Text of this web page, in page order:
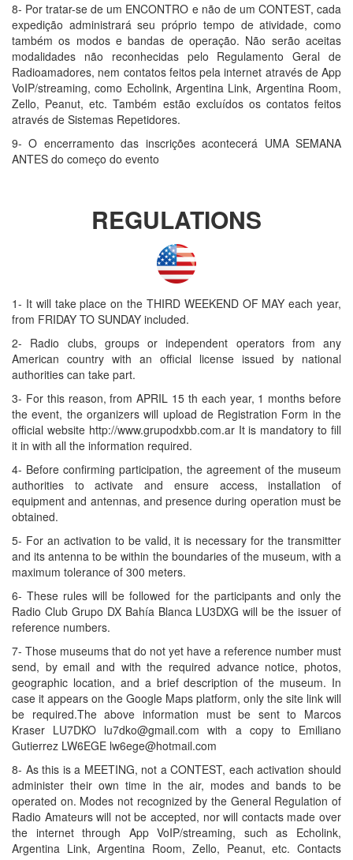
8- Por tratar-se de um ENCONTRO e não de um CONTEST, cada
expedição administrará seu próprio tempo de atividade, como
também os modos e bandas de operação. Não serão aceitas
modalidades não reconhecidas pelo Regulamento Geral de
Radioamadores, nem contatos feitos pela internet através de App
VoIP/streaming, como Echolink, Argentina Link, Argentina Room,
Zello, Peanut, etc. Também estão excluídos os contatos feitos
através de Sistemas Repetidores.
9- O encerramento das inscrições acontecerá UMA SEMANA
ANTES do começo do evento
REGULATIONS
1- It will take place on the THIRD WEEKEND OF MAY each year,
from FRIDAY TO SUNDAY included.
2- Radio clubs, groups or independent operators from any
American country with an official license issued by national
authorities can take part.
3- For this reason, from APRIL 15 th each year, 1 months before
the event, the organizers will upload de Registration Form in the
official website http://www.grupodxbb.com.ar It is mandatory to fill
it in with all the information required.
4- Before confirming participation, the agreement of the museum
authorities to activate and ensure access, installation of
equipment and antennas, and presence during operation must be
obtained.
5- For an activation to be valid, it is necessary for the transmitter
and its antenna to be within the boundaries of the museum, with a
maximum tolerance of 300 meters.
6- These rules will be followed for the participants and only the
Radio Club Grupo DX Bahía Blanca LU3DXG will be the issuer of
reference numbers.
7- Those museums that do not yet have a reference number must
send, by email and with the required advance notice, photos,
geographic location, and a brief description of the museum. In
case it appears on the Google Maps platform, only the site link will
be required.The above information must be sent to Marcos
Kraser LU7DKO lu7dko@gmail.com with a copy to Emiliano
Gutierrez LW6EGE lw6ege@hotmail.com
8- As this is a MEETING, not a CONTEST, each activation should
administer their own time in the air, modes and bands to be
operated on. Modes not recognized by the General Regulation of
Radio Amateurs will not be accepted, nor will contacts made over
the internet through App VoIP/streaming, such as Echolink,
Argentina Link, Argentina Room, Zello, Peanut, etc. Contacts